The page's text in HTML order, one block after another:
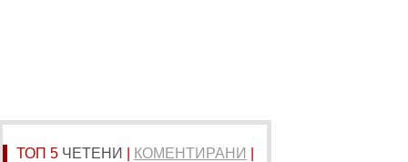
ТОП 5 ЧЕТЕНИ КОМЕНТИРАНИ